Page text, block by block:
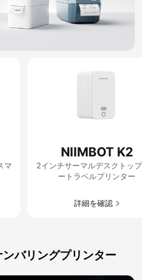
マ
NIIMBOT K2
2インチサーマルデスクトッ
ートラベルプリンター
詳細を確認​
バリングプリンター